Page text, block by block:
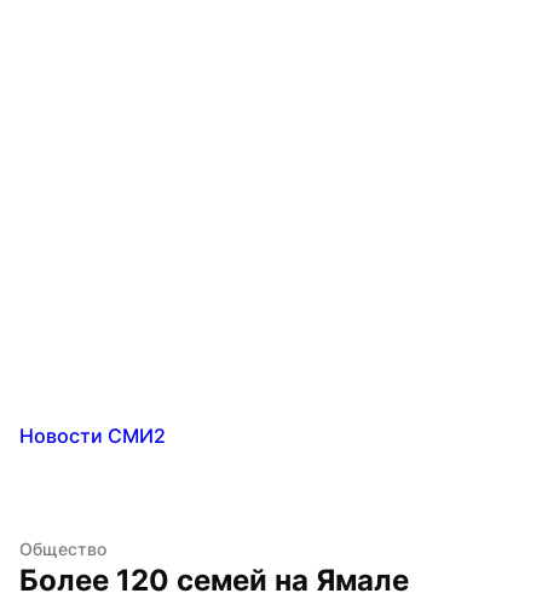
Новости СМИ2
Общество
Более 120 семей на Ямале